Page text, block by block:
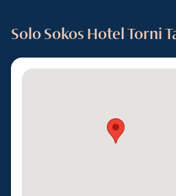
Solo Sokos Hotel Torni